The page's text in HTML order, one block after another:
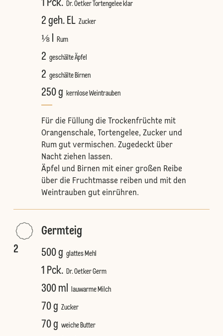
1 Pck. Dr. Oetker Tortengelee klar
2 geh. EL Zucker
⅛ l Rum
2 geschälte Äpfel
2 geschälte Birnen
250 g kernlose Weintrauben
Für die Füllung die Trockenfrüchte mit
Orangenschale, Tortengelee, Zucker und
Rum gut vermischen. Zugedeckt über
Nacht ziehen lassen.
Äpfel und Birnen mit einer großen Reibe
über die Fruchtmasse reiben und mit den
Weintrauben gut einrühren.
2
Germteig
500 g glattes Mehl
1 Pck. Dr. Oetker Germ
300 ml lauwarme Milch
70 g Zucker
70 g weiche Butter